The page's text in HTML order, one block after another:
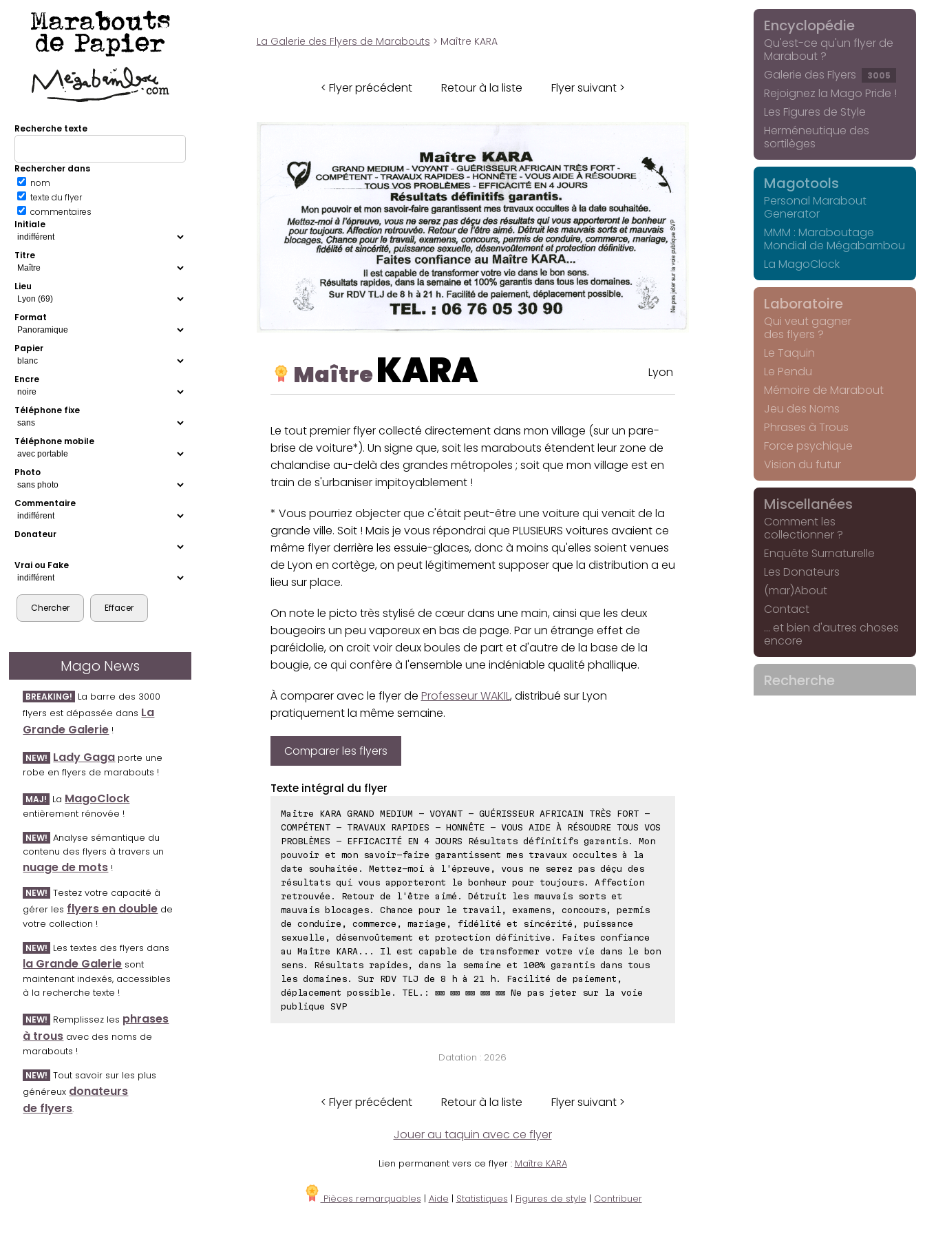
Marabouts
de Papier
Recherche texte
Rechercher dans
nom
texte du flyer
commentaires
Initiale
Titre
Lieu
Format
Papier
Encre
Téléphone fixe
Téléphone mobile
Photo
Commentaire
Donateur
Vrai ou Fake
Mago News
BREAKING! La barre des 3000
flyers est dépassée dans La
Grande Galerie !
NEW! Lady Gaga porte une
robe en flyers de marabouts !
MAJ! La MagoClock
entièrement rénovée !
NEW! Analyse sémantique du
contenu des flyers à travers un
nuage de mots !
NEW! Testez votre capacité à
gérer les flyers en double de
votre collection !
NEW! Les textes des flyers dans
la Grande Galerie sont
maintenant indexés, accessibles
à la recherche texte !
NEW! Remplissez les phrases
à trous avec des noms de
marabouts !
NEW! Tout savoir sur les plus
généreux donateurs
de flyers.
La Galerie des Flyers de Marabouts > Maître KARA
< Flyer précédent Retour à la liste Flyer suivant >
MaîtreKARA Lyon
Le tout premier flyer collecté directement dans mon village (sur un pare-
brise de voiture*). Un signe que, soit les marabouts étendent leur zone de
chalandise au-delà des grandes métropoles ; soit que mon village est en
train de s'urbaniser impitoyablement !
* Vous pourriez objecter que c'était peut-être une voiture qui venait de la
grande ville. Soit ! Mais je vous répondrai que PLUSIEURS voitures avaient ce
même flyer derrière les essuie-glaces, donc à moins qu'elles soient venues
de Lyon en cortège, on peut légitimement supposer que la distribution a eu
lieu sur place.
On note le picto très stylisé de cœur dans une main, ainsi que les deux
bougeoirs un peu vaporeux en bas de page. Par un étrange effet de
paréidolie, on croit voir deux boules de part et d'autre de la base de la
bougie, ce qui confère à l'ensemble une indéniable qualité phallique.
À comparer avec le flyer de Professeur WAKIL, distribué sur Lyon
pratiquement la même semaine.
Comparer les flyers
Texte intégral du flyer
Maître KARA GRAND MEDIUM - VOYANT - GUÉRISSEUR AFRICAIN TRÈS FORT -
COMPÉTENT - TRAVAUX RAPIDES - HONNÊTE - VOUS AIDE À RÉSOUDRE TOUS VOS
PROBLÈMES - EFFICACITÉ EN 4 JOURS Résultats définitifs garantis. Mon
pouvoir et mon savoir-faire garantissent mes travaux occultes à la
date souhaitée. Mettez-moi à l'épreuve, vous ne serez pas déçu des
résultats qui vous apporteront le bonheur pour toujours. Affection
retrouvée. Retour de l'être aimé. Détruit les mauvais sorts et
mauvais blocages. Chance pour le travail, examens, concours, permis
de conduire, commerce, mariage, fidélité et sincérité, puissance
sexuelle, désenvoûtement et protection définitive. Faites confiance
au Maître KARA... Il est capable de transformer votre vie dans le bon
sens. Résultats rapides, dans la semaine et 100% garantis dans tous
les domaines. Sur RDV TLJ de 8 h à 21 h. Facilité de paiement,
déplacement possible. TEL.: ⊠⊠ ⊠⊠ ⊠⊠ ⊠⊠ ⊠⊠ Ne pas jeter sur la voie
publique SVP
Datation : 2026
< Flyer précédent Retour à la liste Flyer suivant >
Jouer au taquin avec ce flyer
Lien permanent vers ce flyer : Maître KARA
Pièces remarquables | Aide | Statistiques | Figures de style | Contribuer
Encyclopédie
Qu'est-ce qu'un flyer de
Marabout ?
Galerie des Flyers
3005
Rejoignez la Mago Pride !
Les Figures de Style
Herméneutique des
sortilèges
Magotools
Personal Marabout
Generator
MMM : Maraboutage
Mondial de Mégabambou
La MagoClock
Laboratoire
Qui veut gagner
des flyers ?
Le Taquin
Le Pendu
Mémoire de Marabout
Jeu des Noms
Phrases à Trous
Force psychique
Vision du futur
Miscellanées
Comment les
collectionner ?
Enquête Surnaturelle
Les Donateurs
(mar)About
Contact
... et bien d'autres choses
encore
Recherche